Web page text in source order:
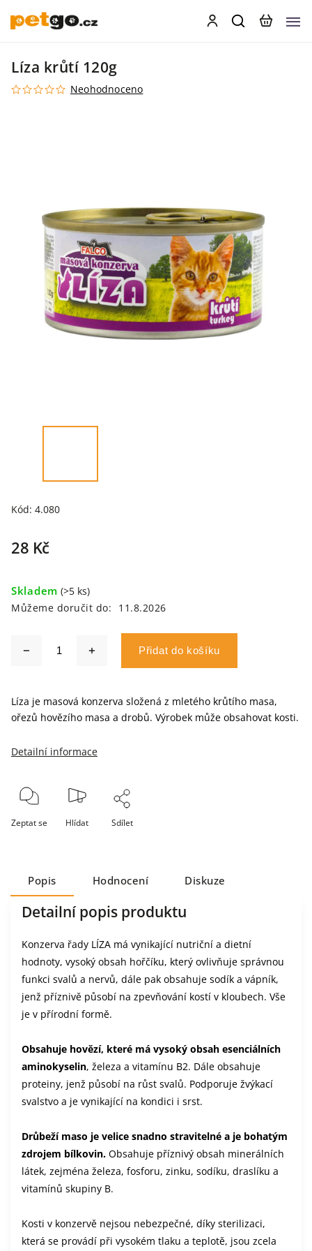
Líza krůtí 120g
Neohodnoceno
Kód: 4.080
28 Kč
Skladem (>5 ks)
Můžeme doručit do:
11.8.2026
Přidat do košíku
Líza je masová konzerva složená z mletého krůtího masa,
ořezů hovězího masa a drobů. Výrobek může obsahovat kosti.
Detailní informace
Zeptat se Hlídat Sdílet
Popis Hodnocení Diskuze
Detailní popis produktu
Konzerva řady LÍZA má vynikající nutriční a dietní
hodnoty, vysoký obsah hořčíku, který ovlivňuje správnou
funkci svalů a nervů, dále pak obsahuje sodík a vápník,
jenž příznivě působí na zpevňování kostí v kloubech. Vše
je v přírodní formě.
Obsahuje hovězí, které má vysoký obsah esenciálních
aminokyselin, železa a vitamínu B2. Dále obsahuje
proteiny, jenž působí na růst svalů. Podporuje žvýkací
svalstvo a je vynikající na kondici i srst.
Drůbeží maso je velice snadno stravitelné a je bohatým
zdrojem bílkovin. Obsahuje příznivý obsah minerálních
látek, zejména železa, fosforu, zinku, sodíku, draslíku a
vitamínů skupiny B.
Kosti v konzervě nejsou nebezpečné, díky sterilizaci,
která se provádí při vysokém tlaku a teplotě, jsou zcela